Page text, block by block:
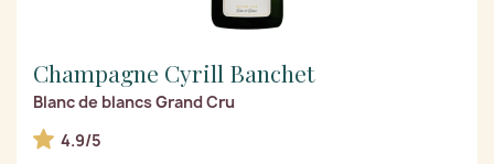
Champagne Cyrill Banchet
Blanc de blancs Grand Cru
4.9/5